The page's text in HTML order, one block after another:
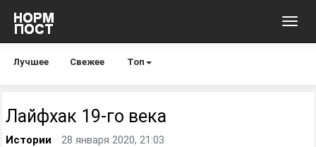
Лучшее Свежее Топ
Лайфхак 19-го века
Истории 28 января 2020, 21:03